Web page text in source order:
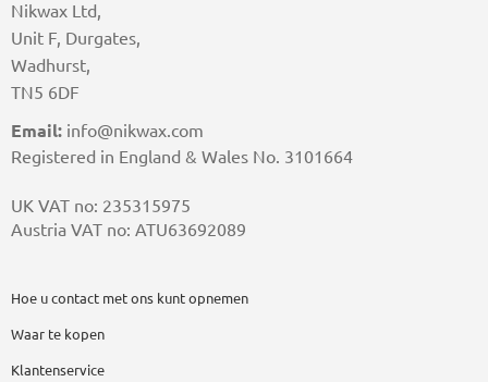
Nikwax Ltd,
Unit F, Durgates,
Wadhurst,
TN5 6DF
Email: info@nikwax.com
Registered in England & Wales No. 3101664
UK VAT no: 235315975
Austria VAT no: ATU63692089
Hoe u contact met ons kunt opnemen
Waar te kopen
Klantenservice